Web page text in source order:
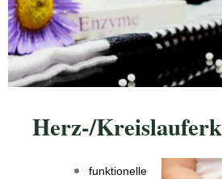
Herz-/
funktionelle